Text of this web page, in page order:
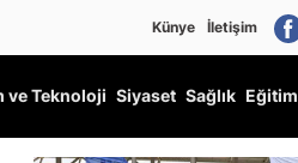
Künye İletişim
ve Teknoloji Siyaset Sağlık Eğitim